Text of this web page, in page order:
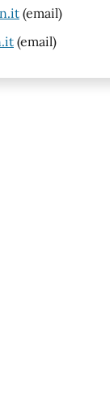
(email)
(email)